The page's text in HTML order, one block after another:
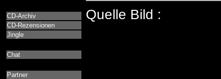
CD-Archiv
CD-Rezensionen
Jingle
Chat
Partner
Quelle Bild :